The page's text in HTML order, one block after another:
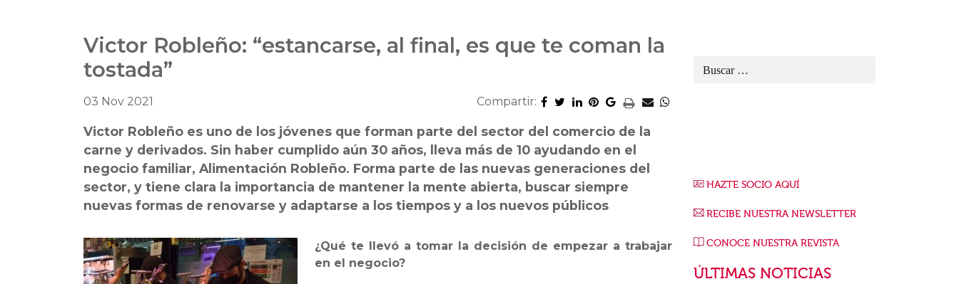
Victor Robleño: “estancarse, al final, es que te coman la
tostada”
03 Nov 2021 Compartir:
Victor Robleño es uno de los jóvenes que forman parte del sector del comercio de la
carne y derivados. Sin haber cumplido aún 30 años, lleva más de 10 ayudando en el
negocio familiar, Alimentación Robleño. Forma parte de las nuevas generaciones del
sector, y tiene clara la importancia de mantener la mente abierta, buscar siempre
nuevas formas de renovarse y adaptarse a los tiempos y a los nuevos públicos
¿Qué te llevó a tomar la decisión de empezar a trabajar
en el negocio?
HAZTE SOCIO AQUÍ
RECIBE NUESTRA NEWSLETTER
CONOCE NUESTRA REVISTA
ÚLTIMAS NOTICIAS